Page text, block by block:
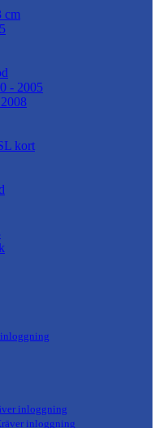
cm
- 2005
kort
inloggning
inloggning